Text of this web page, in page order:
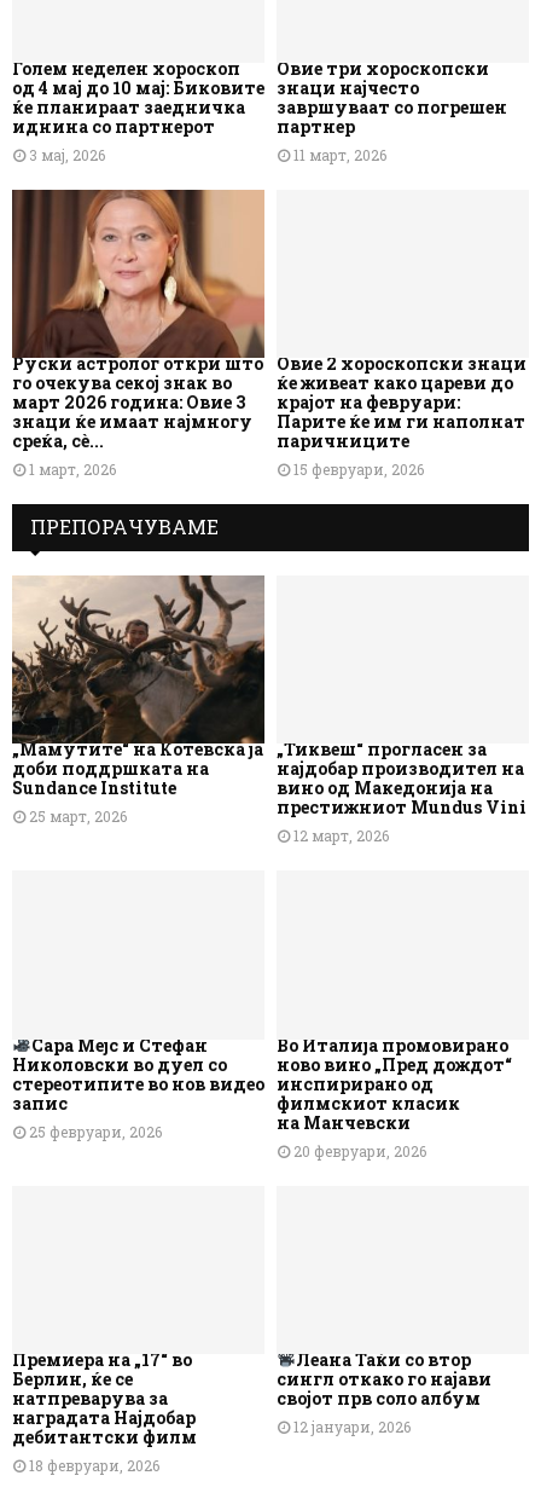
Голем неделен хороскоп
од 4 мај до 10 мај: Биковите
ќе планираат заедничка
иднина со партнерот
3 мај, 2026
Овие три хороскопски
знаци најчесто
завршуваат со погрешен
партнер
11 март, 2026
Руски астролог откри што
го очекува секој знак во
март 2026 година: Овие 3
знаци ќе имаат најмногу
среќа, сè...
1 март, 2026
Овие 2 хороскопски знаци
ќе живеат како цареви до
крајот на февруари:
Парите ќе им ги наполнат
паричниците
15 февруари, 2026
ПРЕПОРАЧУВАМЕ
„Мамутите“ на Котевска ја
доби поддршката на
Sundance Institute
25 март, 2026
„Тиквеш“ прогласен за
најдобар производител на
вино од Македонија на
престижниот Mundus Vini
12 март, 2026
Сара Мејс и Стефан
Николовски во дуел со
стереотипите во нов видео
запис
25 февруари, 2026
Во Италија промовирано
ново вино „Пред дождот“
инспирирано од
филмскиот класик
на Манчевски
20 февруари, 2026
Премиера на „17“ во
Берлин, ќе се
натпреварува за
наградата Најдобар
дебитантски филм
18 февруари, 2026
Леана Таќи со втор
сингл откако го најави
својот прв соло албум
12 јануари, 2026